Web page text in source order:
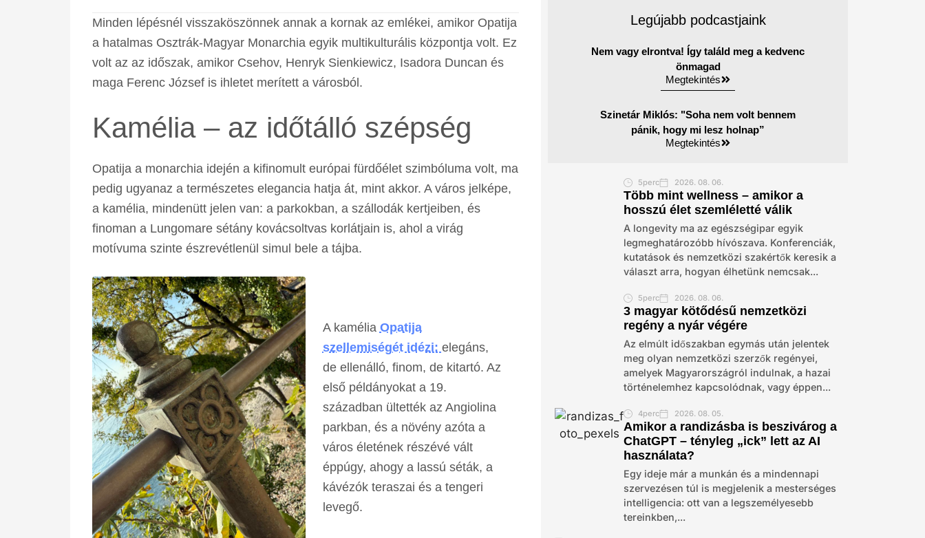
Minden lépésnél visszaköszönnek annak a kornak az emlékei, amikor Opatija
a hatalmas Osztrák-Magyar Monarchia egyik multikulturális központja volt. Ez
volt az az időszak, amikor Csehov, Henryk Sienkiewicz, Isadora Duncan és
maga Ferenc József is ihletet merített a városból.
Kamélia – az időtálló szépség
Opatija a monarchia idején a kifinomult európai fürdőélet szimbóluma volt, ma
pedig ugyanaz a természetes elegancia hatja át, mint akkor. A város jelképe,
a kamélia, mindenütt jelen van: a parkokban, a szállodák kertjeiben, és
finoman a Lungomare sétány kovácsoltvas korlátjain is, ahol a virág
motívuma szinte észrevétlenül simul bele a tájba.
A kamélia Opatija
szellemiségét idézi: elegáns,
de ellenálló, finom, de kitartó. Az
első példányokat a 19.
században ültették az Angiolina
parkban, és a növény azóta a
város életének részévé vált
éppúgy, ahogy a lassú séták, a
kávézók teraszai és a tengeri
levegő.
Legújabb podcastjaink
Nem vagy elrontva! Így találd meg a kedvenc
önmagad
Megtekintés
Szinetár Miklós: "Soha nem volt bennem
pánik, hogy mi lesz holnap”
Megtekintés
5perc 2026. 08. 06.
Több mint wellness – amikor a
hosszú élet szemléletté válik
A longevity ma az egészségipar egyik
legmeghatározóbb hívószava. Konferenciák,
kutatások és nemzetközi szakértők keresik a
választ arra, hogyan élhetünk nemcsak...
5perc 2026. 08. 06.
3 magyar kötődésű nemzetközi
regény a nyár végére
Az elmúlt időszakban egymás után jelentek
meg olyan nemzetközi szerzők regényei,
amelyek Magyarországról indulnak, a hazai
történelemhez kapcsolódnak, vagy éppen...
4perc 2026. 08. 05.
Amikor a randizásba is beszivárog a
ChatGPT – tényleg „ick” lett az AI
használata?
Egy ideje már a munkán és a mindennapi
szervezésen túl is megjelenik a mesterséges
intelligencia: ott van a legszemélyesebb
tereinkben,...